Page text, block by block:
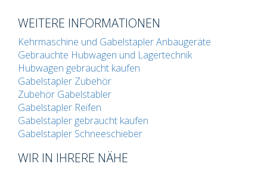
WEITERE INFORMATIONEN
Kehrmaschine und Gabelstapler Anbaugeräte
Gebrauchte Hubwagen und Lagertechnik
Hubwagen gebraucht kaufen
Gabelstapler Zubehör
Zubehör Gabelstabler
Gabelstapler Reifen
Gabelstapler gebraucht kaufen
Gabelstapler Schneeschieber
WIR IN IHRERE NÄHE